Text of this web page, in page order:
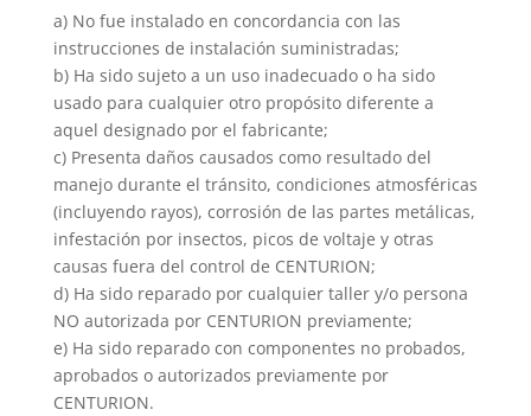
a) No fue instalado en concordancia con las
instrucciones de instalación suministradas;
b) Ha sido sujeto a un uso inadecuado o ha sido
usado para cualquier otro propósito diferente a
aquel designado por el fabricante;
c) Presenta daños causados como resultado del
manejo durante el tránsito, condiciones atmosféricas
(incluyendo rayos), corrosión de las partes metálicas,
infestación por insectos, picos de voltaje y otras
causas fuera del control de CENTURION;
d) Ha sido reparado por cualquier taller y/o persona
NO autorizada por CENTURION previamente;
e) Ha sido reparado con componentes no probados,
aprobados o autorizados previamente por
CENTURION.